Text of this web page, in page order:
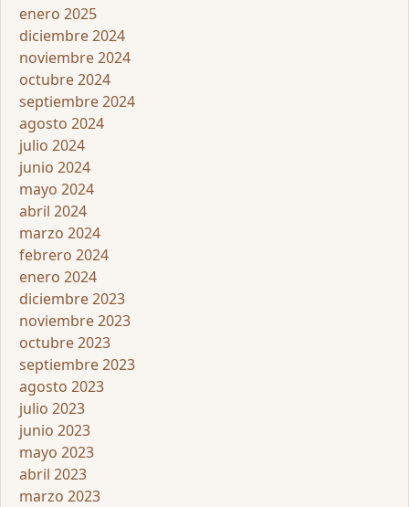
enero 2025
diciembre 2024
noviembre 2024
octubre 2024
septiembre 2024
agosto 2024
julio 2024
junio 2024
mayo 2024
abril 2024
marzo 2024
febrero 2024
enero 2024
diciembre 2023
noviembre 2023
octubre 2023
septiembre 2023
agosto 2023
julio 2023
junio 2023
mayo 2023
abril 2023
marzo 2023